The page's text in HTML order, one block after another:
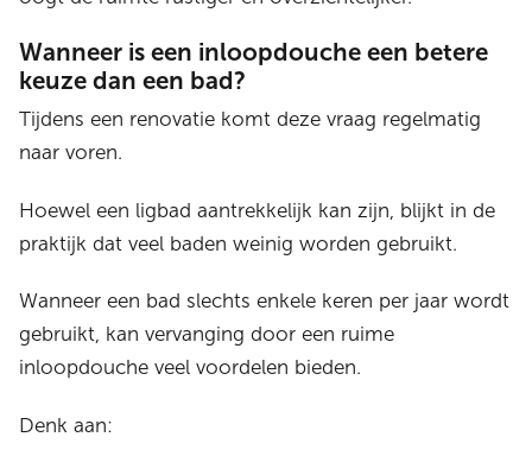
Wanneer is een inloopdouche een betere
keuze dan een bad?
Tijdens een renovatie komt deze vraag regelmatig
naar voren.
Hoewel een ligbad aantrekkelijk kan zijn, blijkt in de
praktijk dat veel baden weinig worden gebruikt.
Wanneer een bad slechts enkele keren per jaar wordt
gebruikt, kan vervanging door een ruime
inloopdouche veel voordelen bieden.
Denk aan: